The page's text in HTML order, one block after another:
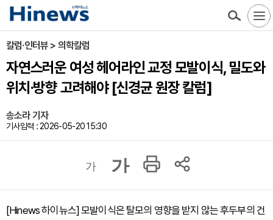
칼럼·인터뷰 > 의학칼럼
자연스러운 여성 헤어라인 교정 모발이식, 밀도와
위치·방향 고려해야 [신경균 원장 칼럼]
송소라 기자
기사입력 : 2026-05-20 15:30
가 가
[Hinews 하이뉴스] 모발이식은 탈모의 영향을 받지 않는 후두부의 건